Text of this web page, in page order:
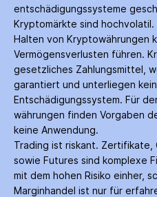
entschädigungs­systeme
Kryptomärkte sind hochvolatil.
Halten von Krypto­währungen
Vermögensverlusten führen.
gesetzliches Zahlungs­mittel,
garantiert und unterliegen
Entschädigungs­system. Für
währungen finden Vorgaben
keine Anwendung.
Trading ist riskant.
sowie Futures sind komplexe
mit dem hohen Risiko einher,
Margin­handel ist nur für